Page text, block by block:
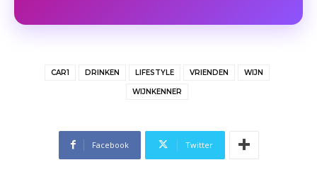
CAR1 DRINKEN LIFESTYLE VRIENDEN WIJN
WIJNKENNER
Facebook Twitter